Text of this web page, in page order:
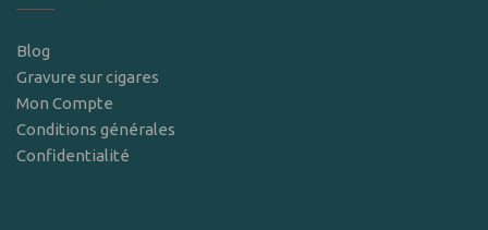
Blog
Gravure sur cigares
Mon Compte
Conditions générales
Confidentialité